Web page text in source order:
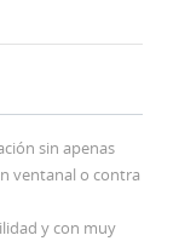
sin apenas
ventanal o contra
y con muy